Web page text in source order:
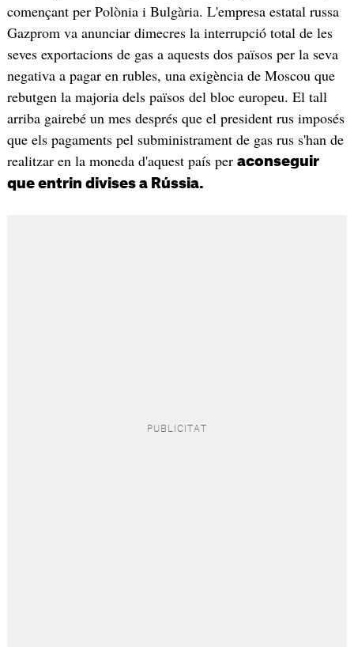
començant per Polònia i Bulgària. L'empresa estatal russa
Gazprom va anunciar dimecres la interrupció total de les
seves exportacions de gas a aquests dos països per la seva
negativa a pagar en rubles, una exigència de Moscou que
rebutgen la majoria dels països del bloc europeu. El tall
arriba gairebé un mes després que el president rus imposés
que els pagaments pel subministrament de gas rus s'han de
realitzar en la moneda d'aquest país per aconseguir
que entrin divises a Rússia.